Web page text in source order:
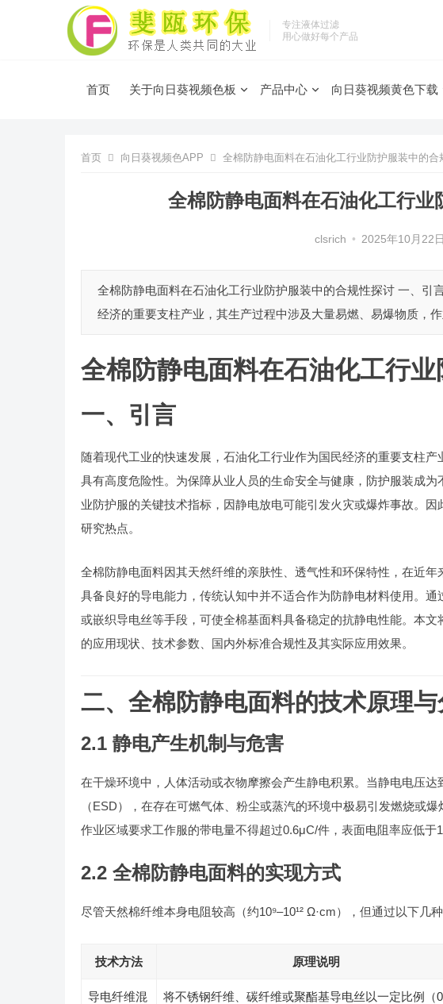
专注液体过滤
用心做好每个产品
首页 关于向日葵视频色板 产品中心 向日葵视频黄色下载
首页 向日葵视频色APP 全棉防静电面料在石油化工行业防护服装中的合
全棉防静电面料在石油化工行业
clsrich • 2025年10月22日
全棉防静电面料在石油化工行业防护服装中的合规性探讨 一、引
经济的重要支柱产业，其生产过程中涉及大量易燃、易爆物质，
全棉防静电面料在石油化工行
一、引言
随着现代工业的快速发展，石油化工行业作为国民经济的重要支柱产业
具有高度危险性。为保障从业人员的生命安全与健康，防护服装成为
业防护服的关键技术指标，因静电放电可能引发火灾或爆炸事故。因
研究热点。
全棉防静电面料因其天然纤维的亲肤性、透气性和环保特性，在近年
具备良好的导电能力，传统认知中并不适合作为防静电材料使用。
或嵌织导电丝等手段，可使全棉基面料具备稳定的抗静电性能。
的应用现状、技术参数、国内外标准合规性及其实际应用效果。
二、全棉防静电面料的技术原理
2.1 静电产生机制与危害
在干燥环境中，人体活动或衣物摩擦会产生静电积累。当静电电压
（ESD），在存在可燃气体、粉尘或蒸汽的环境中极易引发燃烧或
作业区域要求工作服的带电量不得超过0.6μC/件，表面电阻率应低
2.2 全棉防静电面料的实现方式
尽管天然棉纤维本身电阻较高（约10⁹–10¹² Ω·cm），但通过以下几种
技术方法 原理说明
导电纤维混
将不锈钢纤维、碳纤维或聚酯基导电丝以一定比例（